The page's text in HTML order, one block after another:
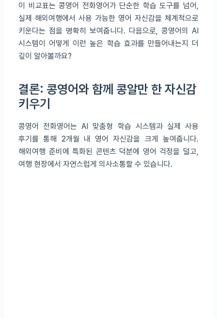
이 비교표는 콩영어 전화영어가 단순한 학습 도구를 넘어,
실제 해외여행에서 사용 가능한 영어 자신감을 체계적으로
키운다는 점을 명확히 보여줍니다. 다음으로, 콩영어의 AI
시스템이 어떻게 이런 높은 학습 효과를 만들어내는지 더
깊이 알아볼까요?
결론: 콩영어와 함께 콩알만 한 자신감
키우기
콩영어 전화영어는 AI 맞춤형 학습 시스템과 실제 사용
후기를 통해 2개월 내 영어 자신감을 크게 높여줍니다.
해외여행 준비에 특화된 콘텐츠 덕분에 영어 걱정을 덜고,
여행 현장에서 자연스럽게 의사소통할 수 있습니다.